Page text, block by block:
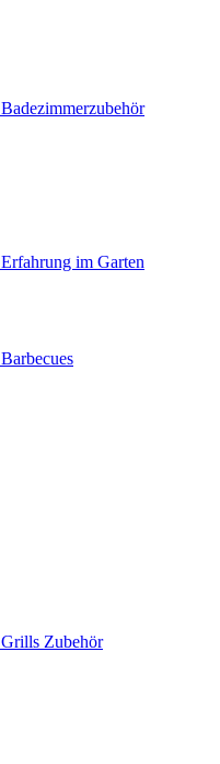
Badezimmerzubehör
Erfahrung im Garten
Barbecues
Grills Zubehör